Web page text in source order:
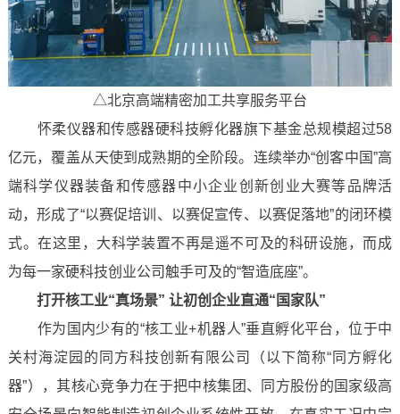
△北京高端精密加工共享服务平台
怀柔仪器和传感器硬科技孵化器旗下基金总规模超过58
亿元，覆盖从天使到成熟期的全阶段。连续举办“创客中国”高
端科学仪器装备和传感器中小企业创新创业大赛等品牌活
动，形成了“以赛促培训、以赛促宣传、以赛促落地”的闭环模
式。在这里，大科学装置不再是遥不可及的科研设施，而成
为每一家硬科技创业公司触手可及的“智造底座”。
打开核工业“真场景” 让初创企业直通“国家队”
作为国内少有的“核工业+机器人”垂直孵化平台，位于中
关村海淀园的同方科技创新有限公司（以下简称“同方孵化
器”），其核心竞争力在于把中核集团、同方股份的国家级高